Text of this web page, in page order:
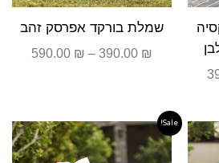
שמלת בורקד אפרסק זהב
390.00 ₪
–
590.00 ₪
טווח
מחירים:
Sale!
טווח